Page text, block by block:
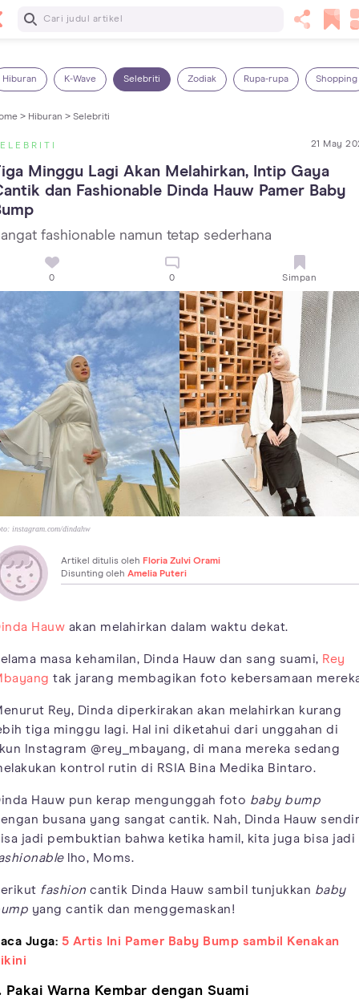
Baca Selanjutnya
Hiburan K-Wave Selebriti Zodiak Rupa-rupa Shopping
> Hiburan > Selebriti
21 May
Minggu Lagi Akan Melahirkan, Intip Gaya
dan Fashionable Dinda Hauw Pamer Baby
fashionable namun tetap sederhana
0 0 Simpan
instagram.com/dindahw
Artikel ditulis oleh Floria Zulvi Orami
Disunting oleh Amelia Puteri
Hauw akan melahirkan dalam waktu dekat.
masa kehamilan, Dinda Hauw dan sang suami, Rey
tak jarang membagikan foto kebersamaan
Rey, Dinda diperkirakan akan melahirkan kurang
tiga minggu lagi. Hal ini diketahui dari unggahan di
Instagram @rey_mbayang, di mana mereka sedang
kontrol rutin di RSIA Bina Medika Bintaro.
Hauw pun kerap mengunggah foto baby bump
busana yang sangat cantik. Nah, Dinda Hauw
jadi pembuktian bahwa ketika hamil, kita juga bisa jadi
lho, Moms.
fashion cantik Dinda Hauw sambil tunjukkan baby
yang cantik dan menggemaskan!
Juga: 5 Artis Ini Pamer Baby Bump sambil Kenakan
Pakai Warna Kembar dengan Suami